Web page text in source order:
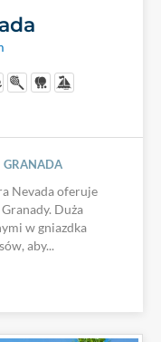
GRANADA
Nevada oferuje
Duża
w gniazdka
aby...